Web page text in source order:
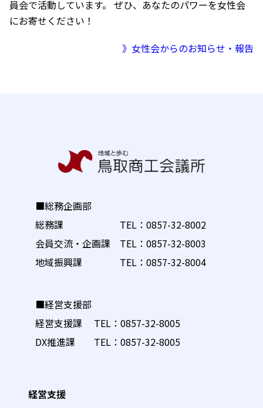
員会で活動しています。 ぜひ、あなたのパワーを女性会
にお寄せください！
》女性会からのお知らせ・報告
■総務企画部
総務課 TEL： 0857-32-8002
会員交流・企画課 TEL： 0857-32-8003
地域振興課 TEL： 0857-32-8004
■経営支援部
経営支援課 TEL： 0857-32-8005
DX推進課 TEL： 0857-32-8005
経営支援